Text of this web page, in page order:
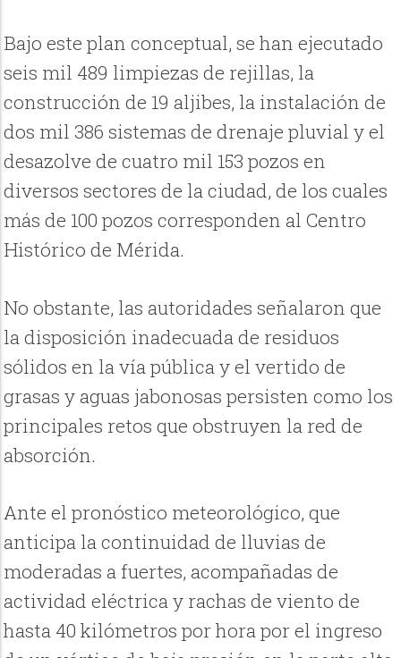
Bajo este plan conceptual, se han ejecutado
seis mil 489 limpiezas de rejillas, la
construcción de 19 aljibes, la instalación de
dos mil 386 sistemas de drenaje pluvial y el
desazolve de cuatro mil 153 pozos en
diversos sectores de la ciudad, de los cuales
más de 100 pozos corresponden al Centro
Histórico de Mérida.
No obstante, las autoridades señalaron que
la disposición inadecuada de residuos
sólidos en la vía pública y el vertido de
grasas y aguas jabonosas persisten como los
principales retos que obstruyen la red de
absorción.
Ante el pronóstico meteorológico, que
anticipa la continuidad de lluvias de
moderadas a fuertes, acompañadas de
actividad eléctrica y rachas de viento de
hasta 40 kilómetros por hora por el ingreso